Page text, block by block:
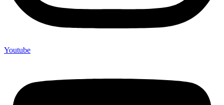
Youtube